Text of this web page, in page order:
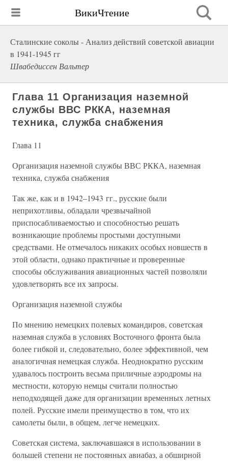
ВикиЧтение
Сталинские соколы - Анализ действий советской авиации
в 1941-1945 гг
Швабедиссен Вальтер
Глава 11 Организация наземной
службы ВВС РККА, наземная
техника, служба снабжения
Глава 11
Организация наземной службы ВВС РККА, наземная
техника, служба снабжения
Так же, как и в 1942–1943 гг., русские были
неприхотливы, обладали чрезвычайной
приспосабливаемостью и способностью решать
возникающие проблемы простыми доступными
средствами. Не отмечалось никаких особых новшеств в
этой области, однако практичные и проверенные
способы обслуживания авиационных частей позволяли
удовлетворять все их запросы.
Организация наземной службы
По мнению немецких полевых командиров, советская
наземная служба в условиях Восточного фронта была
более гибкой и, следовательно, более эффективной, чем
аналогичная немецкая служба. Неоднократно русским
удавалось построить весьма приличные аэродромы на
местности, которую немцы считали полностью
неподходящей даже для организации временных летных
полей. Русские имели преимущество в том, что их
самолеты были, в общем, легче немецких.
Советская система, заключавшаяся в использовании в
большей степени не постоянных авиабаз, а обширной